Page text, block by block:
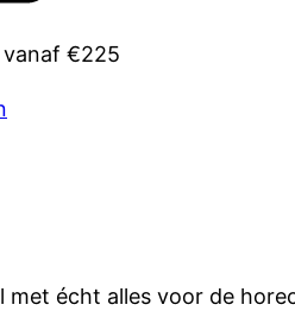
€225
met écht alles voor de